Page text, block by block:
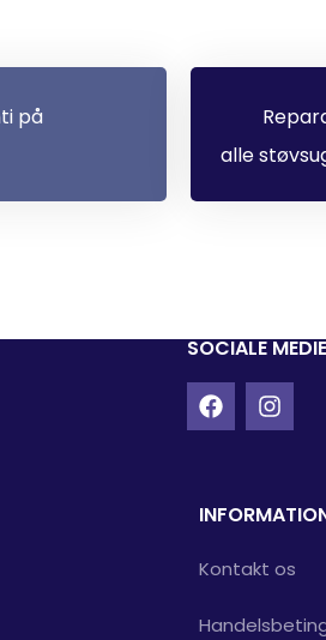
på
alle
SOCIALE
Kontakt os